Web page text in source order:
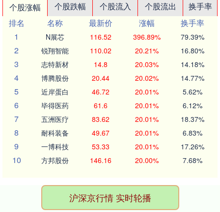
个股涨幅 个股跌幅 个股流入 个股流出
换手率
排名
名称 最新价 涨幅
换手率
1
N展芯 116.52 396.89% 79.39%
2 锐翔智能 110.02 20.21% 16.80%
3 志特新材 14.8 20.03% 14.18%
4 博腾股份 20.44 20.02% 14.77%
5 近岸蛋白 46.72 20.01% 5.62%
6 毕得医药 61.6 20.01% 6.12%
7 五洲医疗 83.62 20.01% 18.37%
8 耐科装备 49.67 20.01% 6.83%
9 一博科技 53.33 20.01% 17.26%
10 方邦股份 146.16 20.00% 7.68%
沪深京行情 实时轮播